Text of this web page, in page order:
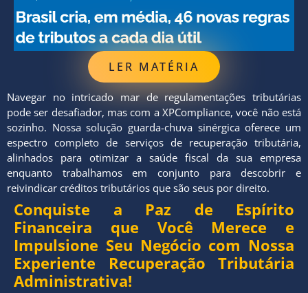
LER MATÉRIA
Navegar no intricado mar de regulamentações tributárias
pode ser desafiador, mas com a XPCompliance, você não está
sozinho. Nossa solução guarda-chuva sinérgica oferece um
espectro completo de serviços de recuperação tributária,
alinhados para otimizar a saúde fiscal da sua empresa
enquanto trabalhamos em conjunto para descobrir e
reivindicar créditos tributários que são seus por direito.
Conquiste a Paz de Espírito
Financeira que Você Merece e
Impulsione Seu Negócio com Nossa
Experiente Recuperação Tributária
Administrativa!